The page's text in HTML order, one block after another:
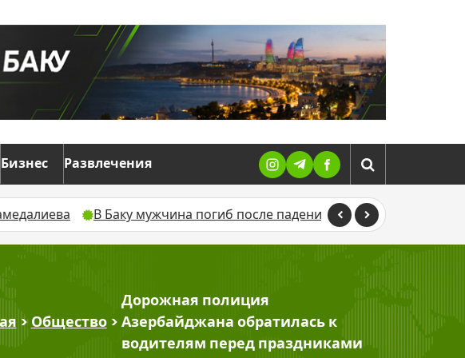
Бизнес Развлечения
В Баку мужчина погиб после падения в шахту лифта в
> Общество>
Дорожная полиция
Азербайджана обратилась к
водителям перед праздниками